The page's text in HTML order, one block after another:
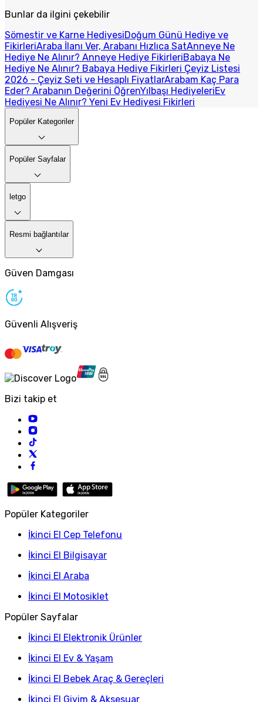
Bunlar da ilgini çekebilir
Sömestir ve Karne HediyesiDoğum Günü Hediye ve
FikirleriAraba İlanı Ver, Arabanı Hızlıca SatAnneye Ne
Hediye Ne Alınır? Anneye Hediye FikirleriBabaya Ne
Hediye Ne Alınır? Babaya Hediye Fikirleri Çeyiz Listesi
2026 - Çeyiz Seti ve Hesaplı FiyatlarArabam Kaç Para
Eder? Arabanın Değerini ÖğrenYılbaşı HediyeleriEv
Hediyesi Ne Alınır? Yeni Ev Hediyesi Fikirleri
Popüler Kategoriler
Popüler Sayfalar
letgo
Resmi bağlantılar
Güven Damgası
Güvenli Alışveriş
Bizi takip et
Popüler Kategoriler
İkinci El Cep Telefonu
İkinci El Bilgisayar
İkinci El Araba
İkinci El Motosiklet
Popüler Sayfalar
İkinci El Elektronik Ürünler
İkinci El Ev & Yaşam
İkinci El Bebek Araç & Gereçleri
İkinci El Giyim & Aksesuar